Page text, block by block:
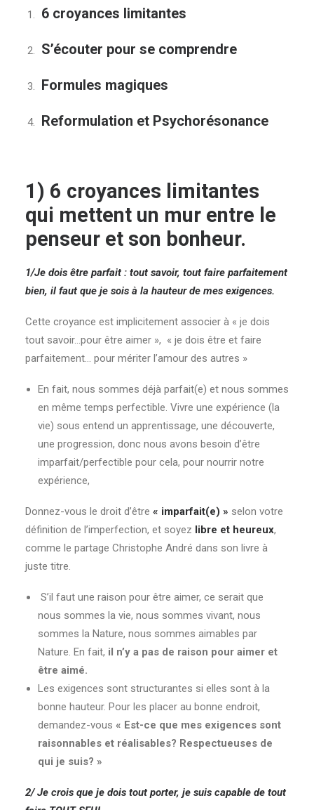
6 croyances limitantes
S’écouter pour se comprendre
Formules magiques
Reformulation et Psychorésonance
1) 6 croyances limitantes
qui mettent un mur entre le
penseur et son bonheur.
1/Je dois être parfait : tout savoir, tout faire parfaitement
bien, il faut que je sois à la hauteur de mes exigences.
Cette croyance est implicitement associer à « je dois
tout savoir…pour être aimer », « je dois être et faire
parfaitement… pour mériter l’amour des autres »
En fait, nous sommes déjà parfait(e) et nous sommes
en même temps perfectible. Vivre une expérience (la
vie) sous entend un apprentissage, une découverte,
une progression, donc nous avons besoin d’être
imparfait/perfectible pour cela, pour nourrir notre
expérience,
Donnez-vous le droit d’être « imparfait(e) » selon votre
définition de l’imperfection, et soyez libre et heureux,
comme le partage Christophe André dans son livre à
juste titre.
S’il faut une raison pour être aimer, ce serait que
nous sommes la vie, nous sommes vivant, nous
sommes la Nature, nous sommes aimables par
Nature. En fait, il n’y a pas de raison pour aimer et
être aimé.
Les exigences sont structurantes si elles sont à la
bonne hauteur. Pour les placer au bonne endroit,
demandez-vous « Est-ce que mes exigences sont
raisonnables et réalisables? Respectueuses de
qui je suis? »
2/ Je crois que je dois tout porter, je suis capable de tout